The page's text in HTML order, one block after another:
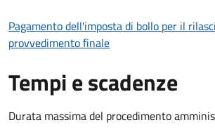
Pagamento dell'imposta di bollo per il
provvedimento finale
Tempi e scadenze
Durata massima del procedimento